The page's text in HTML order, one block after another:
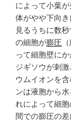
によって小葉
体がやや下向
見るうちに数
の細胞が膨圧
って細胞壁に
ジギソウが刺
ウムイオンを
ンは液胞から
れによって細
間での膨圧の